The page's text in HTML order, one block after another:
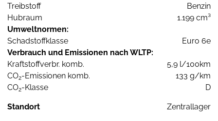
Treibstoff
Benzin
Hubraum
1.199 cm³
Umweltnormen:
Schadstoffklasse
Euro 6e
Verbrauch und Emissionen nach WLTP:
Kraftstoffverbr. komb.
5,9 l/100km
CO2-Emissionen komb.
133 g/km
CO2-Klasse D
Standort Zentrallager